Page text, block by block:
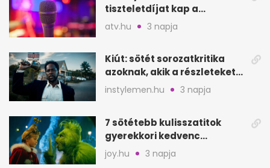
tiszteletdíjat kap a
Szarajevói Filmfesztiválon
atv.hu 3 napja
Kiút: sötét sorozatkritika
azoknak, akik a részleteket
keresik
instylemen.hu 3 napja
7 sötétebb kulisszatitok
gyerekkori kedvenc
filmjeinkről a Joy szerint
joy.hu 3 napja